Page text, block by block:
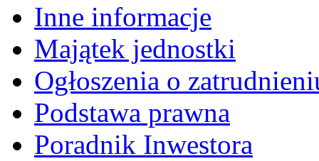
Inne informacje
Majątek jednostki
Ogłoszenia o
Podstawa prawna
Poradnik Inwestora